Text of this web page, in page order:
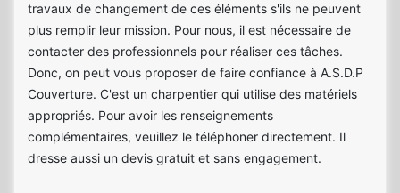
travaux de changement de ces éléments s'ils ne peuvent
plus remplir leur mission. Pour nous, il est nécessaire de
contacter des professionnels pour réaliser ces tâches.
Donc, on peut vous proposer de faire confiance à A.S.D.P
Couverture. C'est un charpentier qui utilise des matériels
appropriés. Pour avoir les renseignements
complémentaires, veuillez le téléphoner directement. Il
dresse aussi un devis gratuit et sans engagement.